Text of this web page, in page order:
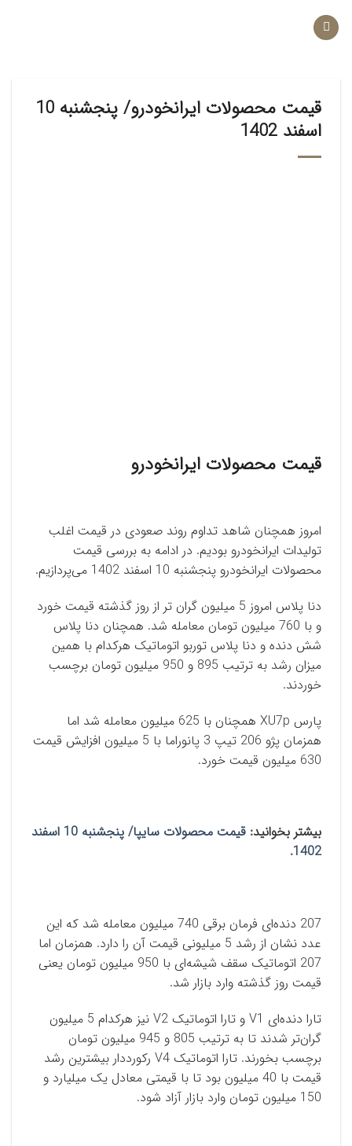
قیمت محصولات ایرانخودرو/ پنجشنبه 10
اسفند 1402
قیمت محصولات ایرانخودرو
امروز همچنان شاهد تداوم روند صعودی در قیمت اغلب
تولیدات ایرانخودرو بودیم. در ادامه به بررسی قیمت
محصولات ایرانخودرو پنجشنبه 10 اسفند 1402 می‌پردازیم.
دنا پلاس امروز 5 میلیون گران تر از روز گذشته قیمت خورد
و با 760 میلیون تومان معامله شد. همچنان دنا پلاس
شش دنده و دنا پلاس توربو اتوماتیک هرکدام با همین
میزان رشد به ترتیب 895 و 950 میلیون تومان برچسب
خوردند.
پارس XU7p همچنان با 625 میلیون معامله شد اما
همزمان پژو 206 تیپ 3 پانوراما با 5 میلیون افزایش قیمت
630 میلیون قیمت خورد.
بیشتر بخوانید:
قیمت محصولات سایپا/ پنجشنبه 10 اسفند
1402.
207 دنده‌ای فرمان برقی 740 میلیون معامله شد که این
عدد نشان از رشد 5 میلیونی قیمت آن را دارد. همزمان اما
207 اتوماتیک سقف شیشه‌ای با 950 میلیون تومان یعنی
قیمت روز گذشته وارد بازار شد.
تارا دنده‌ای V1 و تارا اتوماتیک V2 نیز هرکدام 5 میلیون
گران‌تر شدند تا به ترتیب 805 و 945 میلیون تومان
برچسب بخورند. تارا اتوماتیک V4 رکورددار بیشترین رشد
قیمت با 40 میلیون بود تا با قیمتی معادل یک میلیارد و
150 میلیون تومان وارد بازار آزاد شود.